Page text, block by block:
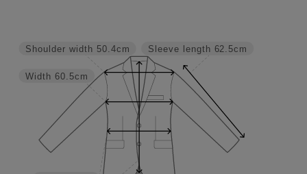
Sleeve length 62.5cm
Width 60.5cm
Shoulder width 50.4cm